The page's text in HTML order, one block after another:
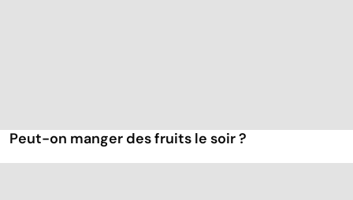
Peut-on manger des fruits le soir ?